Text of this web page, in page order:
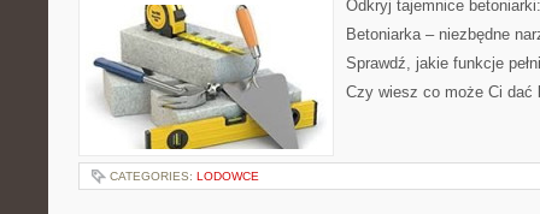
Odkryj tajemnice
Betoniarka – niezbędne
Sprawdź, jakie funkcje
Czy wiesz co może Ci dać
CATEGORIES: LODOWCE